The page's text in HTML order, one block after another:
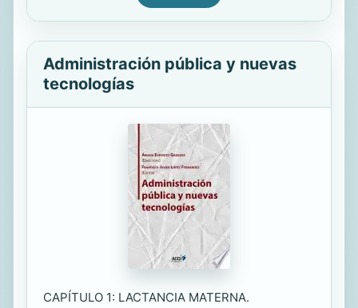
Administración pública y nuevas
tecnologías
CAPÍTULO 1: LACTANCIA MATERNA.